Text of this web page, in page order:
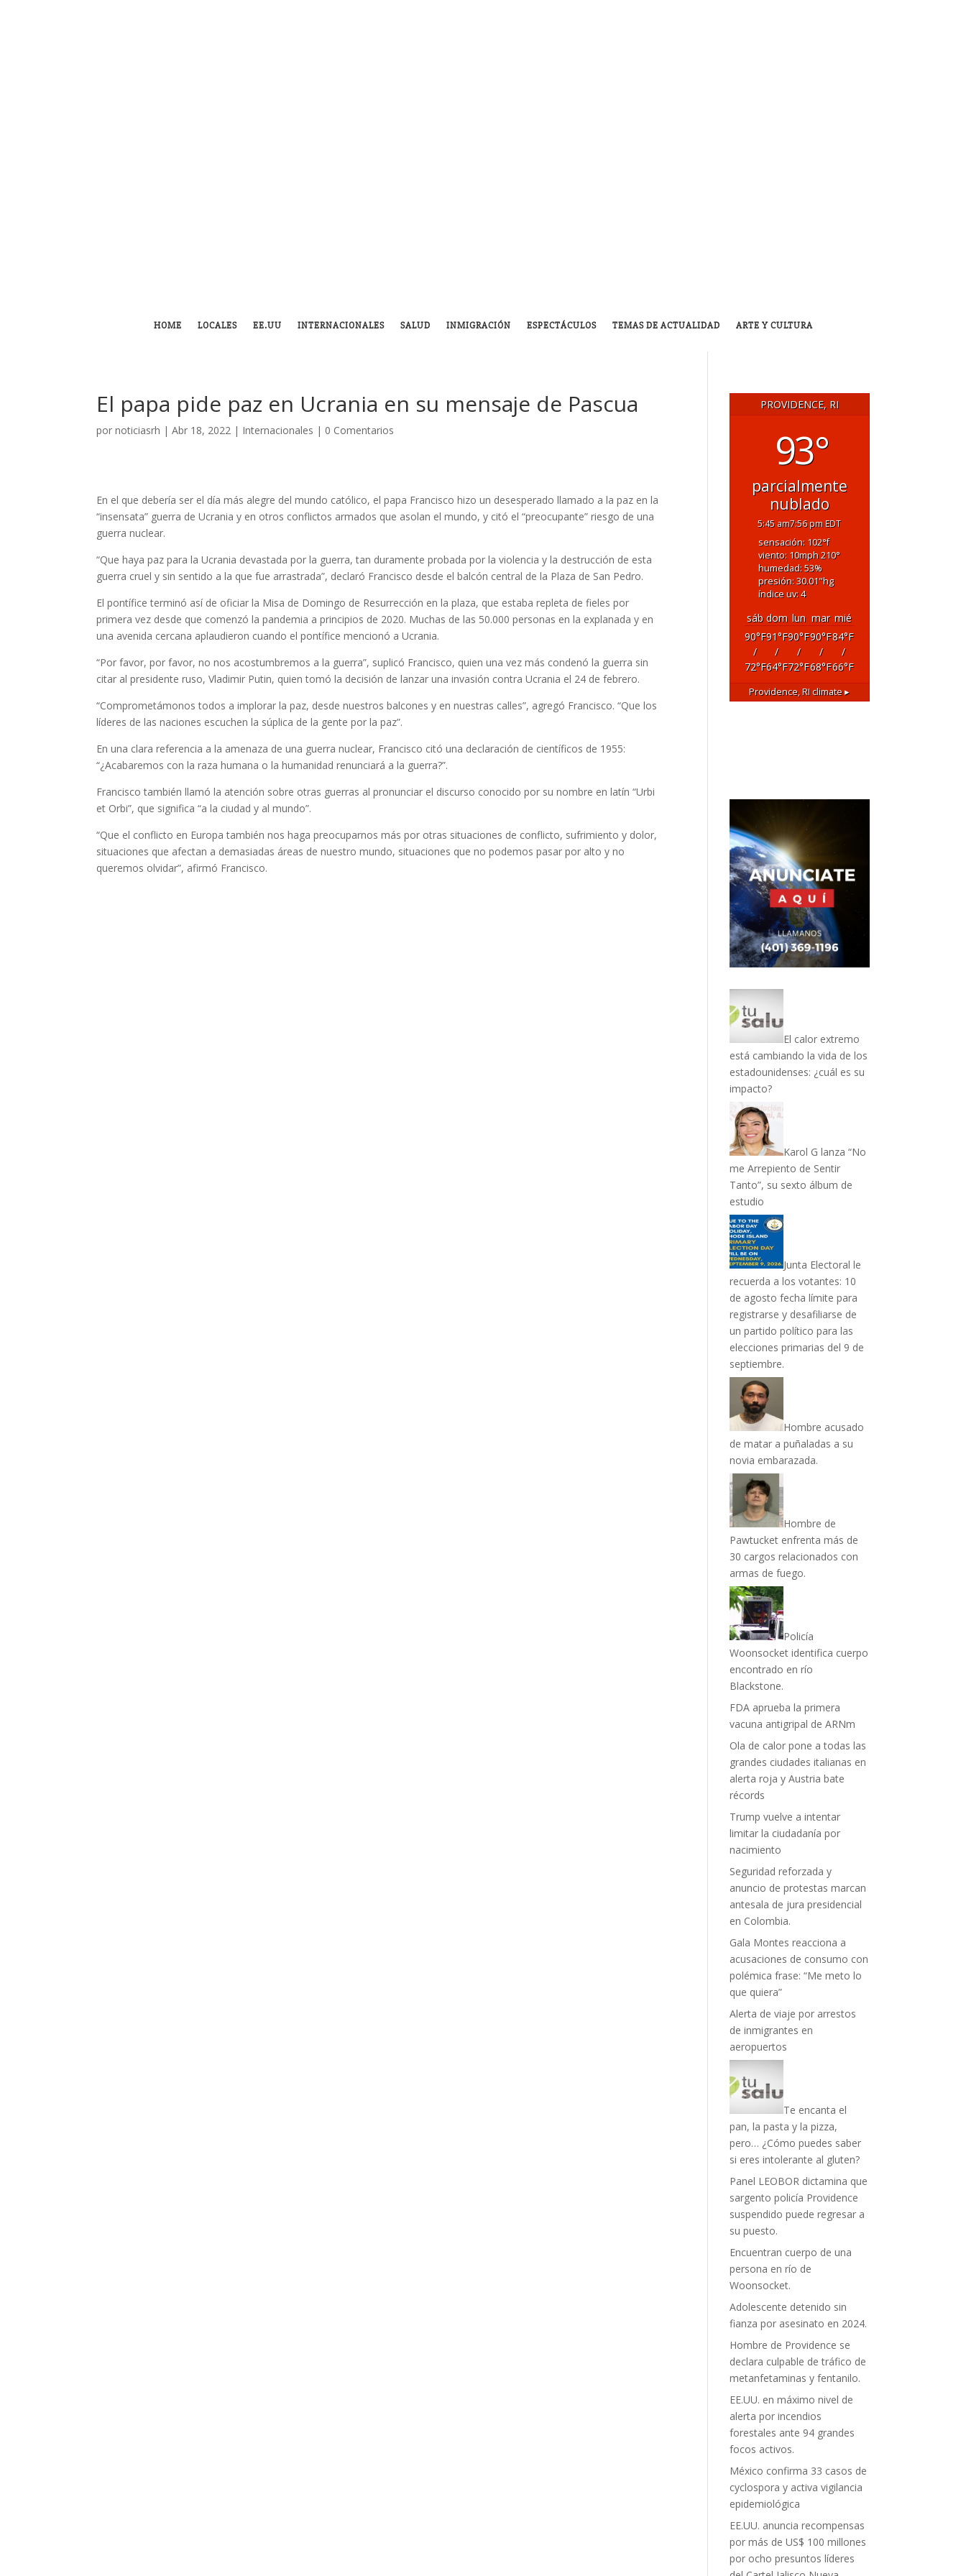
HOME LOCALES EE.UU INTERNACIONALES SALUD INMIGRACIÓN ESPECTÁCULOS TEMAS DE ACTUALIDAD ARTE Y CULTURA
El papa pide paz en Ucrania en su mensaje de Pascua
pornoticiasrh |Abr 18, 2022 | Internacionales | 0 Comentarios
En el que debería ser el día más alegre del mundo católico, el papa Francisco hizo un desesperado llamado a la paz en la
“insensata” guerra de Ucrania y en otros conflictos armados que asolan el mundo, y citó el “preocupante” riesgo de una
guerra nuclear.
“Que haya paz para la Ucrania devastada por la guerra, tan duramente probada por la violencia y la destrucción de esta
guerra cruel y sin sentido a la que fue arrastrada”, declaró Francisco desde el balcón central de la Plaza de San Pedro.
El pontífice terminó así de oficiar la Misa de Domingo de Resurrección en la plaza, que estaba repleta de fieles por
primera vez desde que comenzó la pandemia a principios de 2020. Muchas de las 50.000 personas en la explanada y en
una avenida cercana aplaudieron cuando el pontífice mencionó a Ucrania.
“Por favor, por favor, no nos acostumbremos a la guerra”, suplicó Francisco, quien una vez más condenó la guerra sin
citar al presidente ruso, Vladimir Putin, quien tomó la decisión de lanzar una invasión contra Ucrania el 24 de febrero.
“Comprometámonos todos a implorar la paz, desde nuestros balcones y en nuestras calles”, agregó Francisco. “Que los
líderes de las naciones escuchen la súplica de la gente por la paz”.
En una clara referencia a la amenaza de una guerra nuclear, Francisco citó una declaración de científicos de 1955:
“¿Acabaremos con la raza humana o la humanidad renunciará a la guerra?”.
Francisco también llamó la atención sobre otras guerras al pronunciar el discurso conocido por su nombre en latín “Urbi
et Orbi”, que significa “a la ciudad y al mundo”.
“Que el conflicto en Europa también nos haga preocuparnos más por otras situaciones de conflicto, sufrimiento y dolor,
situaciones que afectan a demasiadas áreas de nuestro mundo, situaciones que no podemos pasar por alto y no
queremos olvidar”, afirmó Francisco.
PROVIDENCE, RI
93°
parcialmente
nublado
5:45 am7:56 pm EDT
sensación: 102°f
viento: 10mph210°
humedad: 53%
presión: 30.01"hg
índice uv: 4
sáb dom lun mar mié
90°F
/
72°F
91°F
/
64°F
90°F
/
72°F
90°F
/
68°F
84°F
/
66°F
Providence, RIclimate ▸
El calor extremo
está cambiando la vida de los
estadounidenses: ¿cuál es su
impacto?
Karol G lanza “No
me Arrepiento de Sentir
Tanto”, su sexto álbum de
estudio
Junta Electoral le
recuerda a los votantes: 10
de agosto fecha límite para
registrarse y desafiliarse de
un partido político para las
elecciones primarias del 9 de
septiembre.
Hombre acusado
de matar a puñaladas a su
novia embarazada.
Hombre de
Pawtucket enfrenta más de
30 cargos relacionados con
armas de fuego.
Policía
Woonsocket identifica cuerpo
encontrado en río
Blackstone.
FDA aprueba la primera
vacuna antigripal de ARNm
Ola de calor pone a todas las
grandes ciudades italianas en
alerta roja y Austria bate
récords
Trump vuelve a intentar
limitar la ciudadanía por
nacimiento
Seguridad reforzada y
anuncio de protestas marcan
antesala de jura presidencial
en Colombia.
Gala Montes reacciona a
acusaciones de consumo con
polémica frase: “Me meto lo
que quiera”
Alerta de viaje por arrestos
de inmigrantes en
aeropuertos
Te encanta el
pan, la pasta y la pizza,
pero… ¿Cómo puedes saber
si eres intolerante al gluten?
Panel LEOBOR dictamina que
sargento policía Providence
suspendido puede regresar a
su puesto.
Encuentran cuerpo de una
persona en río de
Woonsocket.
Adolescente detenido sin
fianza por asesinato en 2024.
Hombre de Providence se
declara culpable de tráfico de
metanfetaminas y fentanilo.
EE.UU. en máximo nivel de
alerta por incendios
forestales ante 94 grandes
focos activos.
México confirma 33 casos de
cyclospora y activa vigilancia
epidemiológica
EE.UU. anuncia recompensas
por más de US$ 100 millones
por ocho presuntos líderes